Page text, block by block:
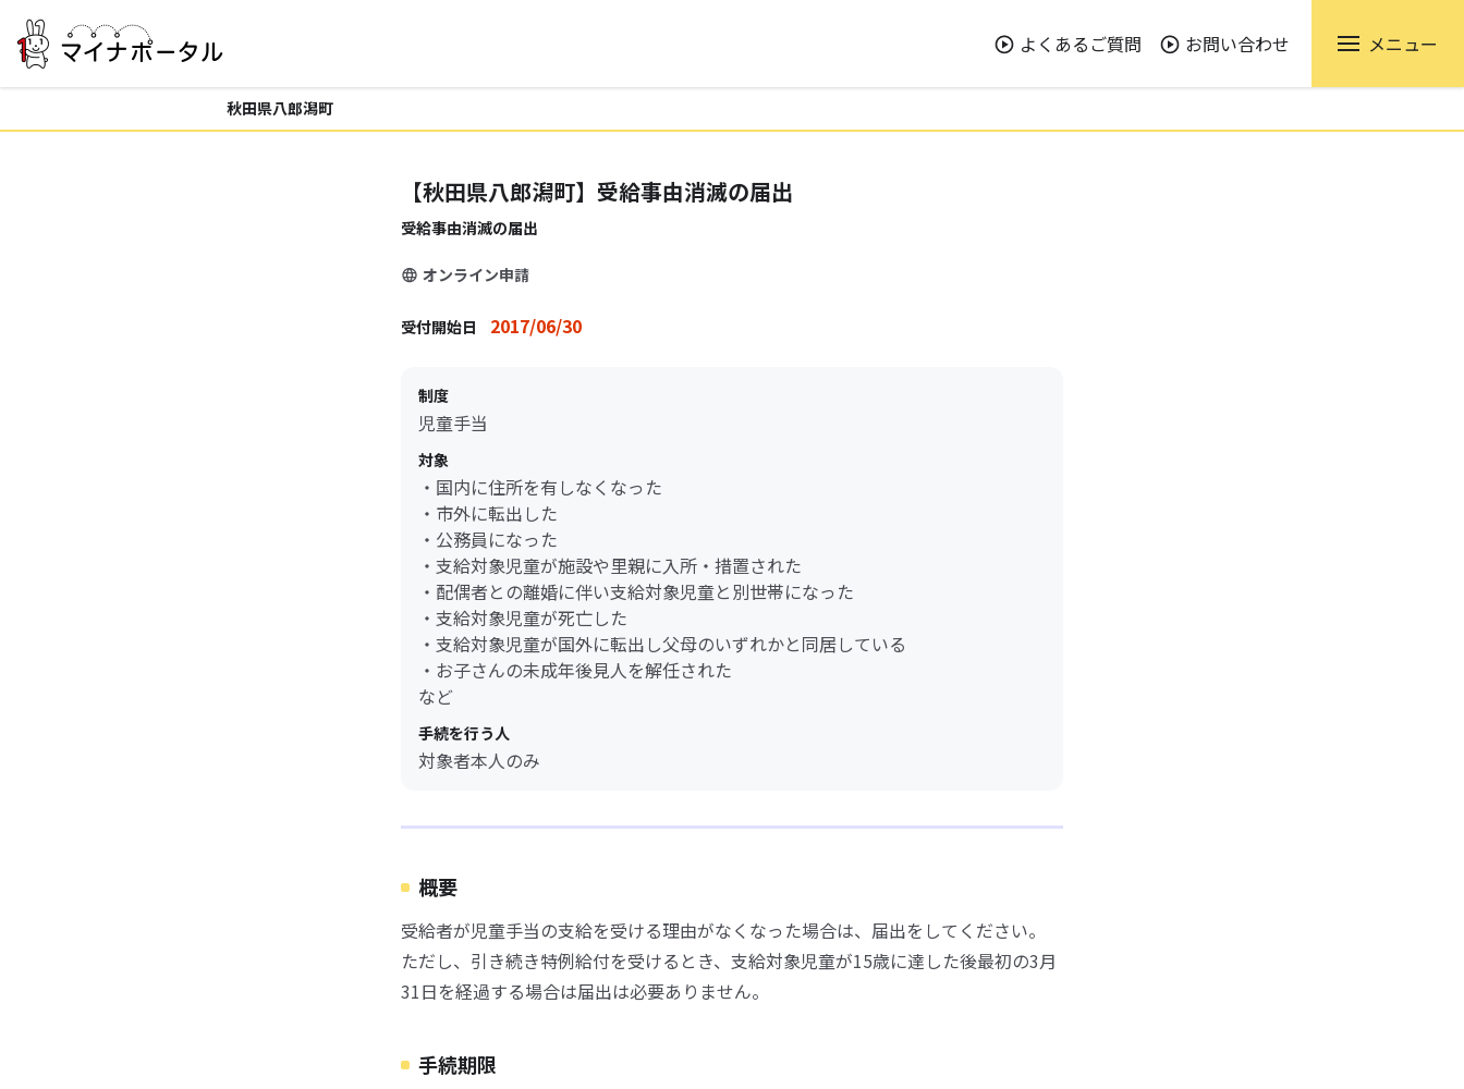
よくあるご質問 お問い合わせ メニュー
秋田県八郎潟町
【秋田県八郎潟町】受給事由消滅の届出
受給事由消滅の届出
オンライン申請
受付開始日 2017/06/30
制度
児童手当
対象
・国内に住所を有しなくなった
・市外に転出した
・公務員になった
・支給対象児童が施設や里親に入所・措置された
・配偶者との離婚に伴い支給対象児童と別世帯になった
・支給対象児童が死亡した
・支給対象児童が国外に転出し父母のいずれかと同居している
・お子さんの未成年後見人を解任された
など
手続を行う人
対象者本人のみ
概要
受給者が児童手当の支給を受ける理由がなくなった場合は、届出をしてください。
ただし、引き続き特例給付を受けるとき、支給対象児童が15歳に達した後最初の3月
31日を経過する場合は届出は必要ありません。
手続期限